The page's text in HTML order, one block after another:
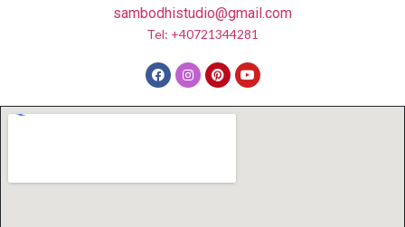
sambodhistudio@gmail.com
Tel: +40721344281